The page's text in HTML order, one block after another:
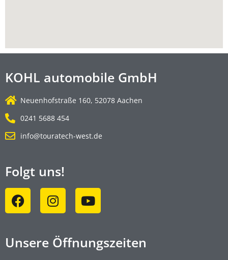
KOHL automobile GmbH
Neuenhofstraße 160, 52078 Aachen
0241 5688 454
info@touratech-west.de
Folgt uns!
Unsere Öffnungszeiten